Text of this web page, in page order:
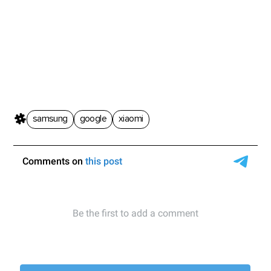
samsung google xiaomi